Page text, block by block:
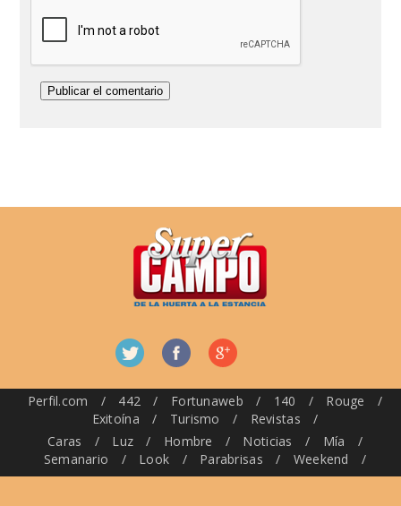
Perfil.com / 442 / Fortunaweb / 140 / Rouge
/
Exitoína
/ Turismo / Revistas
/
Caras
/ Luz / Hombre / Noticias / Mía
/
Semanario
/ Look / Parabrisas / Weekend /